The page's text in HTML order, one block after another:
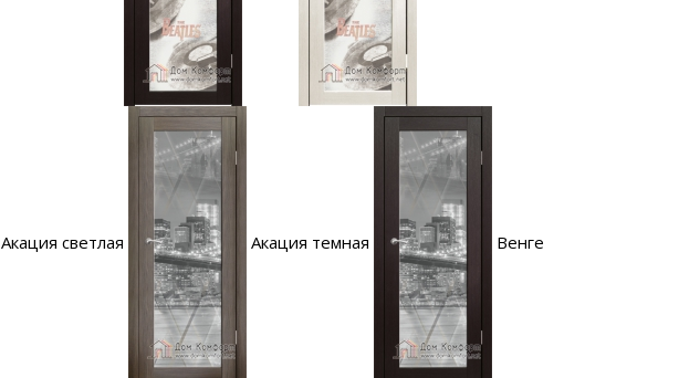
Акация светлая Акация темная Венге